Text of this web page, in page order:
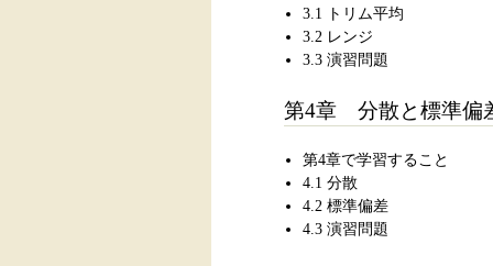
3.1 トリム平均
3.2 レンジ
3.3 演習問題
第4章 分散と標準偏
第4章で学習すること
4.1 分散
4.2 標準偏差
4.3 演習問題